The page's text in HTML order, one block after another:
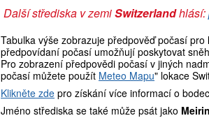
Další střediska v zemiSwitzerlandhlásí:
Tabulka výše zobrazuje předpověď počasí pro
předpovídaní počasí umožňují poskytovat
Pro zobrazení předpovědi počasí v jiných
počasí můžete použít Meteo Mapu" lokace
Klikněte zde pro získání více informací o
Jméno střediska se také může psát jako